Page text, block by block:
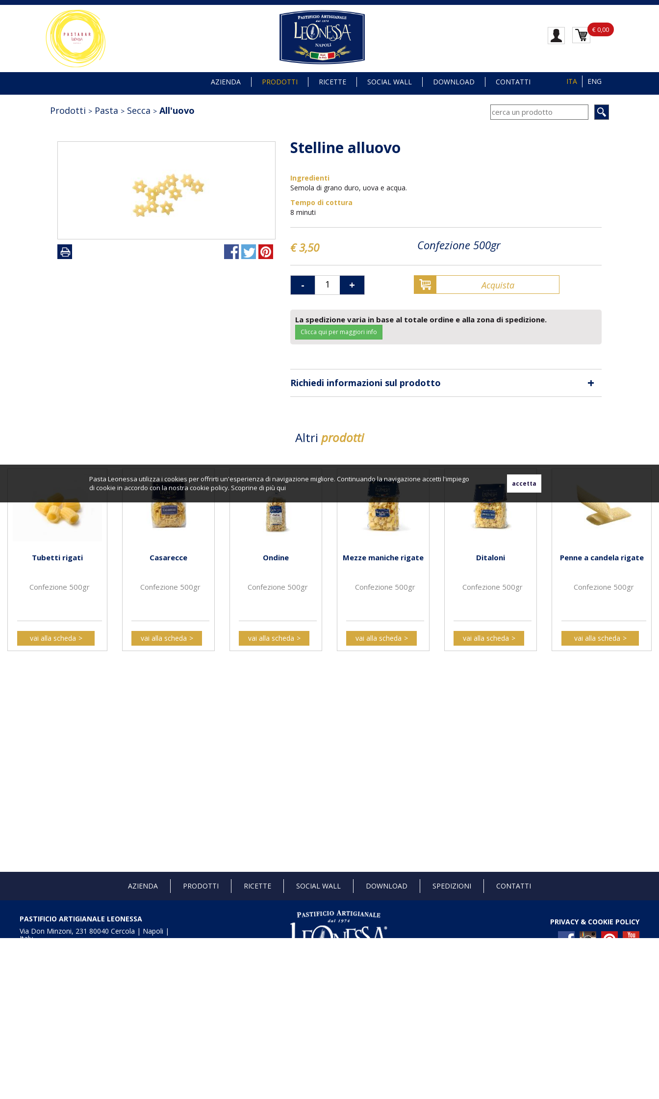
Pasta Leonessa utilizza i cookies per offrirti un'esperienza di navigazione migliore. Continuando la navigazione accetti l'impiego
di cookie in accordo con la nostra cookie policy. Scoprine di più qui
€ 0,00
AZIENDA PRODOTTI RICETTE SOCIAL WALL DOWNLOAD CONTATTI ITA ENG
Prodotti Pasta Secca All'uovo
Stelline alluovo
Ingredienti
Semola di grano duro, uova e acqua.
Tempo di cottura
8 minuti
€ 3,50 Confezione 500gr
- + Acquista
La spedizione varia in base al totale ordine e alla zona di spedizione.
Clicca qui per maggiori info
Richiedi informazioni sul prodotto +
Altri prodotti
Tubetti rigati
Confezione 500gr
vai alla scheda
Casarecce
Confezione 500gr
vai alla scheda
Ondine
Confezione 500gr
vai alla scheda
Mezze maniche rigate
Confezione 500gr
vai alla scheda
Ditaloni
Confezione 500gr
vai alla scheda
Penne a candela rigate
Confezione 500gr
vai alla scheda
AZIENDA PRODOTTI RICETTE SOCIAL WALL DOWNLOAD SPEDIZIONI CONTATTI
PASTIFICIO ARTIGIANALE LEONESSA
Via Don Minzoni, 231 80040 Cercola | Napoli |
Italy
PRIVACY & COOKIE POLICY